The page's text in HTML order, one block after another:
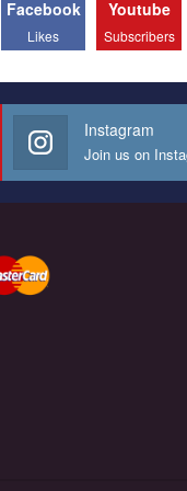
Facebook
Likes
Youtube
Subscribers
Instagram
Join us on